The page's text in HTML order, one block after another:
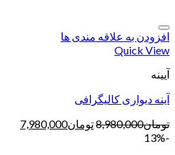
افزودن به علاقه مندی ها
Quick View
آیینه
آینه دیواری کالیگرافی
تومان8,980,000تومان7,980,000
-13%